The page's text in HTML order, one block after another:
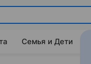
Семья и Дети